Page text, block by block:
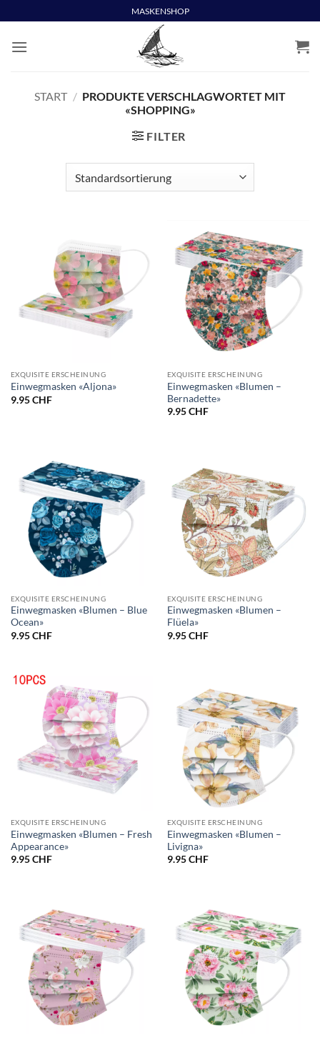
to
content
MASKENSHOP
START / PRODUKTE VERSCHLAGWORTET MIT
«SHOPPING»
FILTER
EXQUISITE ERSCHEINUNG
Einwegmasken «Aljona»
9.95CHF
EXQUISITE ERSCHEINUNG
Einwegmasken «Blumen –
Bernadette»
9.95CHF
EXQUISITE ERSCHEINUNG
Einwegmasken «Blumen – Blue
Ocean»
9.95CHF
EXQUISITE ERSCHEINUNG
Einwegmasken «Blumen –
Flüela»
9.95CHF
EXQUISITE ERSCHEINUNG
Einwegmasken «Blumen – Fresh
Appearance»
9.95CHF
EXQUISITE ERSCHEINUNG
Einwegmasken «Blumen –
Livigna»
9.95CHF